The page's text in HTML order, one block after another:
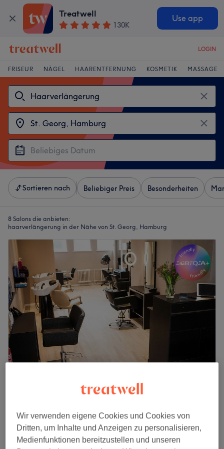
Treatwell
130K
Use app
LOGIN
FRISEUR NÄGEL HAARENTFERNUNG KOSMETIK MASSAGE
Sortieren nach Beliebiger Preis Besonderheiten
8 Salons die anbieten:
haarverlängerung in der Nähe von St. Georg, Hamburg
Hairreinspaziert
3873 Bewertungen
Beratungsgespräch
Haarverlängerung/Verdichtung Great Lenghts
30 Min.
35 €
Wir verwenden eigene Cookies und Cookies von
Dritten, um Inhalte und Anzeigen zu personalisieren,
Medienfunktionen bereitzustellen und unseren